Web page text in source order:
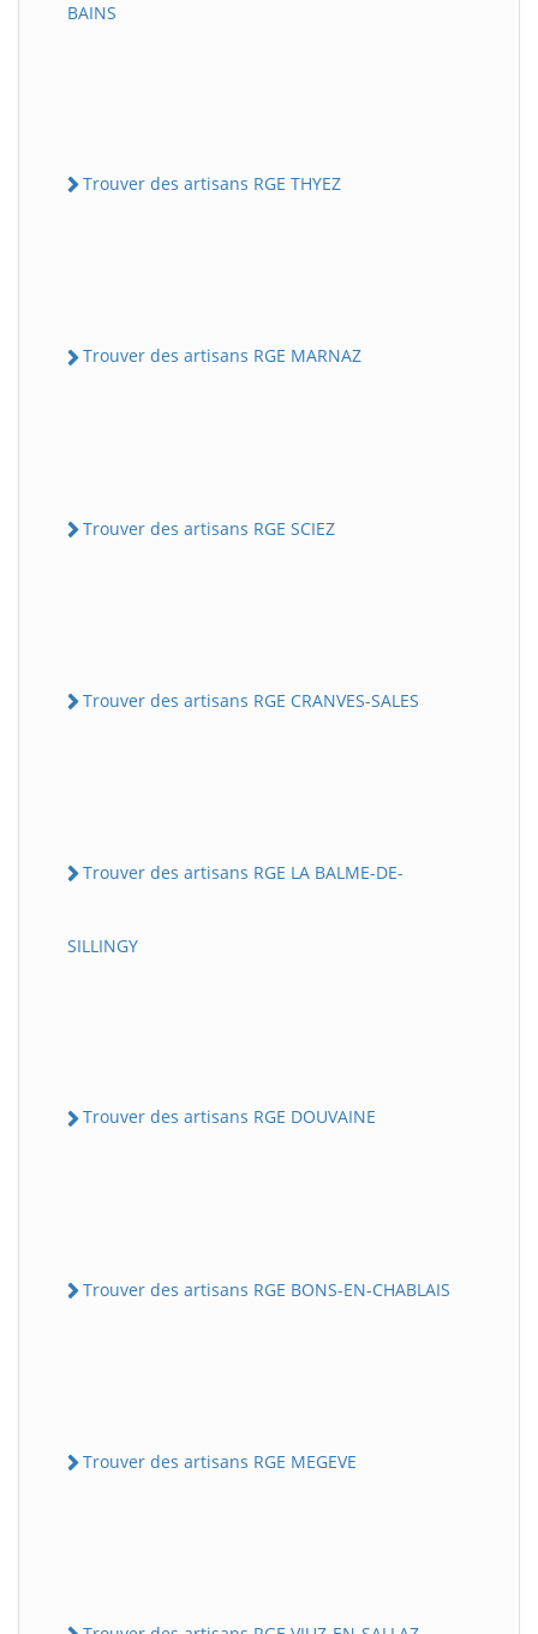
BAINS
Trouver des artisans RGE THYEZ
Trouver des artisans RGE MARNAZ
Trouver des artisans RGE SCIEZ
Trouver des artisans RGE CRANVES-SALES
Trouver des artisans RGE LA BALME-DE-
SILLINGY
Trouver des artisans RGE DOUVAINE
Trouver des artisans RGE BONS-EN-CHABLAIS
Trouver des artisans RGE MEGEVE